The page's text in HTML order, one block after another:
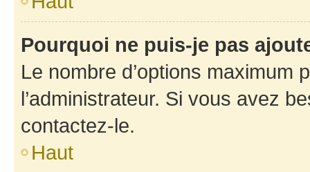
Pourquoi ne puis-je pas
Le nombre d’options maximum
l’administrateur. Si vous avez
contactez-le.
Haut